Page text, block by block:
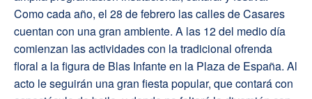
Como cada año, el 28 de febrero las calles de Casares
cuentan con una gran ambiente. A las 12 del medio día
comienzan las actividades con la tradicional ofrenda
floral a la figura de Blas Infante en la Plaza de España. Al
acto le seguirán una gran fiesta popular, que contará con